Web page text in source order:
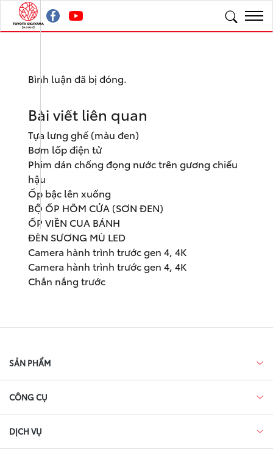
Bình luận đã bị đóng.
Bài viết liên quan
Tựa lưng ghế (màu đen)
Bơm lốp điện tử
Phim dán chống đọng nước trên gương chiếu
hậu
Ốp bậc lên xuống
BỘ ỐP HÕM CỬA (SƠN ĐEN)
ỐP VIỀN CUA BÁNH
ĐÈN SƯƠNG MÙ LED
Camera hành trình trước gen 4, 4K
Camera hành trình trước gen 4, 4K
Chắn nắng trước
SẢN PHẨM
CÔNG CỤ
DỊCH VỤ